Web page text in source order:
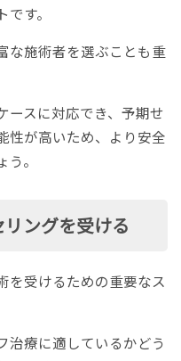
す。
な施術者を選ぶことも重
ースに対応でき、予期せ
性が高いため、より安全
。
ングを受ける
を受けるための重要なス
治療に適しているかどう